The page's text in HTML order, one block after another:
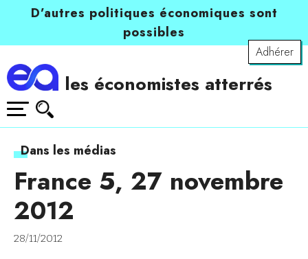
D’autres politiques économiques sont
possibles
Adhérer
les économistes atterrés
Dans les médias
France 5, 27 novembre
2012
28/11/2012